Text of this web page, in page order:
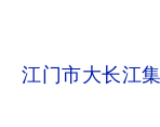
江门市大长江